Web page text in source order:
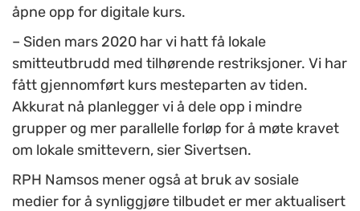
åpne opp for digitale kurs.
– Siden mars 2020 har vi hatt få lokale
smitteutbrudd med tilhørende restriksjoner. Vi har
fått gjennomført kurs mesteparten av tiden.
Akkurat nå planlegger vi å dele opp i mindre
grupper og mer parallelle forløp for å møte kravet
om lokale smittevern, sier Sivertsen.
RPH Namsos mener også at bruk av sosiale
medier for å synliggjøre tilbudet er mer aktualisert